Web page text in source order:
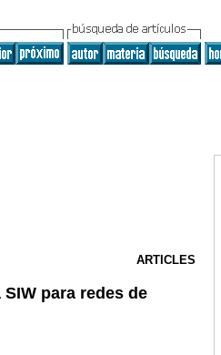
ARTICLES
para redes de